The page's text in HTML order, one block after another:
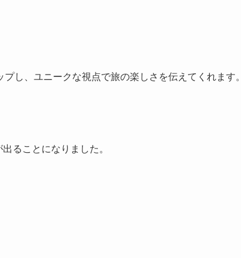
し、ユニークな視点で旅の楽しさを伝えてくれます。
ることになりました。